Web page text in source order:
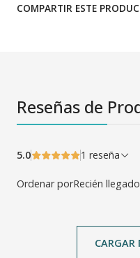
COMPARTIR ESTE
Reseñas de
5.0 1 reseña
Ordenar porRecién
CARGAR